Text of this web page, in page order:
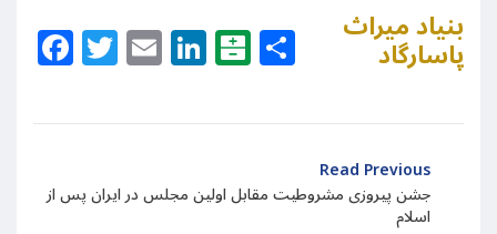
Facebook
Twitter
EmailLinkedIn
Balatarin
Share
بنیاد میراث
پاسارگاد
Read Previous
جشن پیروزی مشروطیت مقابل اولین مجلس در ایران پس از
اسلام